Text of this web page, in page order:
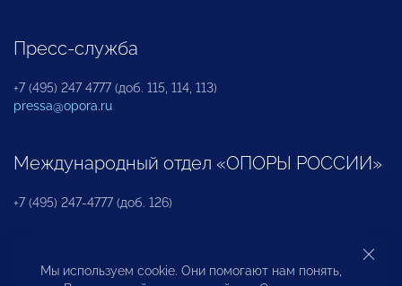
Пресс-служба
+7 (495) 247 4777 (доб. 115, 114, 113)
pressa@opora.ru
Международный отдел «ОПОРЫ РОССИИ»
+7 (495) 247-4777 (доб. 126)
Бюро по защите прав предпринимателей и
Мы используем cookie. Они помогают нам понять,